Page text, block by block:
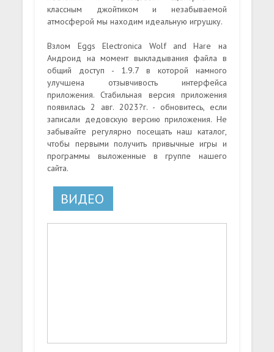
классным джойтиком и незабываемой
атмосферой мы находим идеальную игрушку.
Взлом Eggs Electronica Wolf and Hare на
Андроид на момент выкладывания файла в
общий доступ - 1.9.7 в которой намного
улучшена отзывчивость интерфейса
приложения. Стабильная версия приложения
появилась 2 авг. 2023?г. - обновитесь, если
записали дедовскую версию приложения. Не
забывайте регулярно посещать наш каталог,
чтобы первыми получить привычные игры и
программы выложенные в группе нашего
сайта.
ВИДЕО